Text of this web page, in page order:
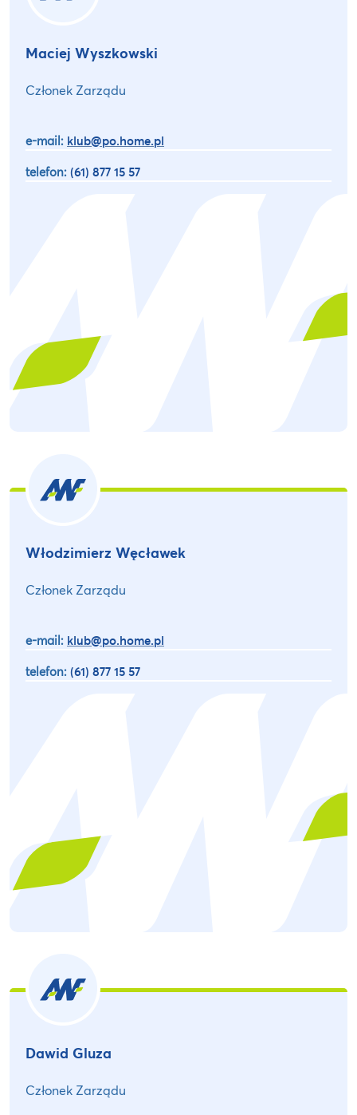
Maciej Wyszkowski
Członek Zarządu
e-mail: klub@po.home.pl
telefon: (61) 877 15 57
Włodzimierz Węcławek
Członek Zarządu
e-mail: klub@po.home.pl
telefon: (61) 877 15 57
Dawid Gluza
Członek Zarządu